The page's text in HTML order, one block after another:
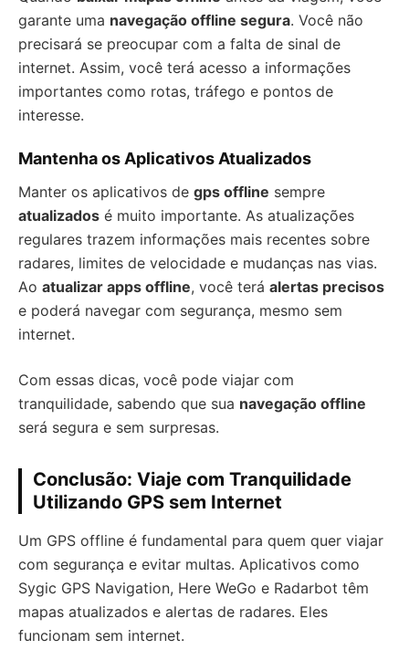
garante uma navegação offline segura. Você não
precisará se preocupar com a falta de sinal de
internet. Assim, você terá acesso a informações
importantes como rotas, tráfego e pontos de
interesse.
Mantenha os Aplicativos Atualizados
Manter os aplicativos de gps offline sempre
atualizados é muito importante. As atualizações
regulares trazem informações mais recentes sobre
radares, limites de velocidade e mudanças nas vias.
Ao atualizar apps offline, você terá alertas precisos
e poderá navegar com segurança, mesmo sem
internet.
Com essas dicas, você pode viajar com
tranquilidade, sabendo que sua navegação offline
será segura e sem surpresas.
Conclusão: Viaje com Tranquilidade
Utilizando GPS sem Internet
Um GPS offline é fundamental para quem quer viajar
com segurança e evitar multas. Aplicativos como
Sygic GPS Navigation, Here WeGo e Radarbot têm
mapas atualizados e alertas de radares. Eles
funcionam sem internet.